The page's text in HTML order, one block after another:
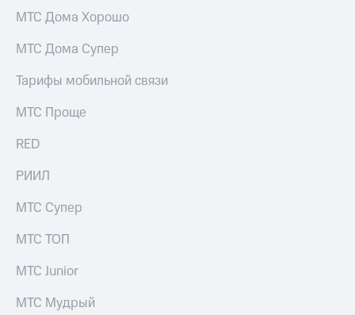
Рынок
Программа
Порядок
Описание
Еврооблигации-2023
Уведомление
погашении
облигаций
МТС Дома Хорошо
МТС Дома Супер
Тарифы мобильной связи
МТС Проще
RED
РИИЛ
МТС Супер
МТС ТОП
МТС Junior
МТС Мудрый